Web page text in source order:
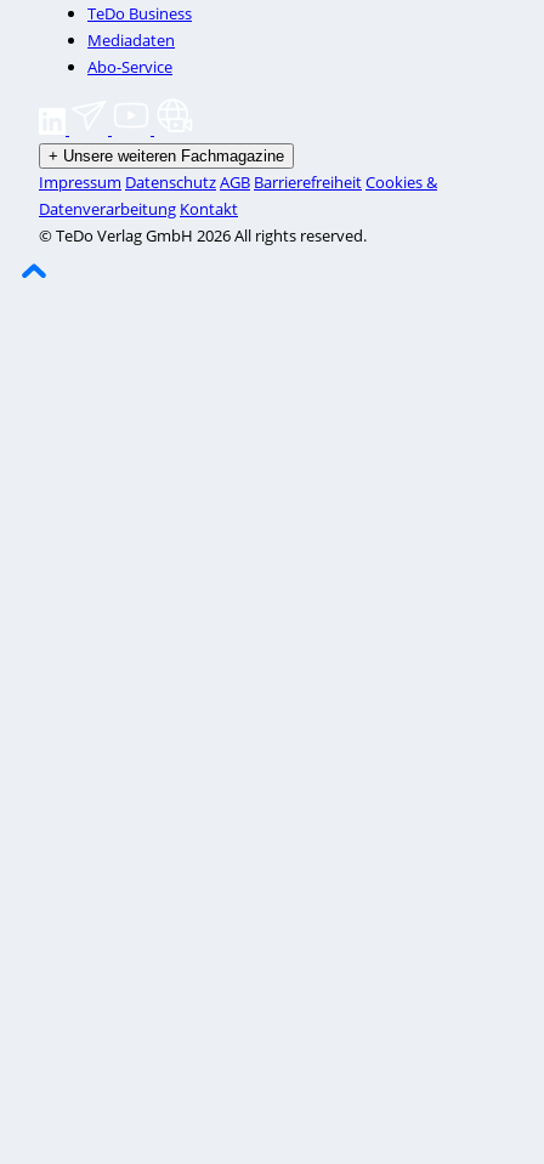
TeDo Business
Mediadaten
Abo-Service
+ Unsere weiteren Fachmagazine
Impressum DatenschutzAGB BarrierefreiheitCookies &
Datenverarbeitung Kontakt
© TeDo Verlag GmbH 2026 All rights reserved.